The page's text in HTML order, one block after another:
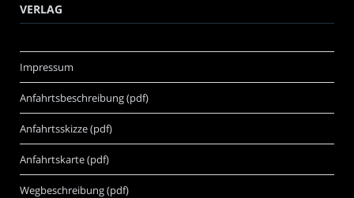
VERLAG
Impressum
Anfahrtsbeschreibung (pdf)
Anfahrtsskizze (pdf)
Anfahrtskarte (pdf)
Wegbeschreibung (pdf)